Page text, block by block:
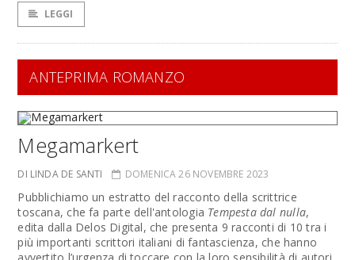
LEGGI
ANTEPRIMA ROMANZO
Megamarkert
DI LINDA DE SANTI DOMENICA 26 NOVEMBRE 2023
Pubblichiamo un estratto del racconto della scrittrice
toscana, che fa parte dell'antologia Tempesta dal nulla,
edita dalla Delos Digital, che presenta 9 racconti di 10 tra i
più importanti scrittori italiani di fantascienza, che hanno